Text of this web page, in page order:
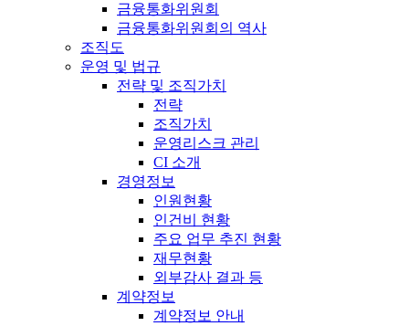
금융통화위원회
금융통화위원회의 역사
조직도
운영 및 법규
전략 및 조직가치
전략
조직가치
운영리스크 관리
CI 소개
경영정보
인원현황
인건비 현황
주요 업무 추진 현황
재무현황
외부감사 결과 등
계약정보
계약정보 안내